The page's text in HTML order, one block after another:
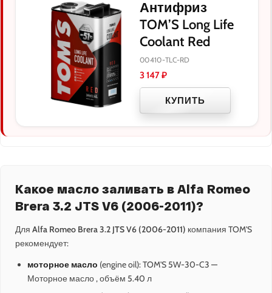
Антифриз
TOM’S Long Life
Coolant Red
00410-TLC-RD
3 147₽
КУПИТЬ
Какое масло заливать в Alfa Romeo
Brera 3.2 JTS V6 (2006-2011)?
Для Alfa Romeo Brera 3.2 JTS V6 (2006-2011) компания TOM'S
рекомендует:
моторное масло (engine oil): TOM'S 5W-30-C3 —
Моторное масло , объём 5.40 л